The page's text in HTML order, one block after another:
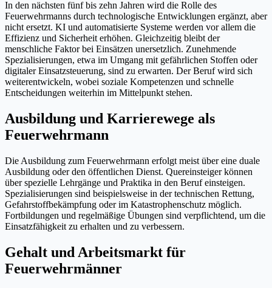
In den nächsten fünf bis zehn Jahren wird die Rolle des
Feuerwehrmanns durch technologische Entwicklungen ergänzt, aber
nicht ersetzt. KI und automatisierte Systeme werden vor allem die
Effizienz und Sicherheit erhöhen. Gleichzeitig bleibt der
menschliche Faktor bei Einsätzen unersetzlich. Zunehmende
Spezialisierungen, etwa im Umgang mit gefährlichen Stoffen oder
digitaler Einsatzsteuerung, sind zu erwarten. Der Beruf wird sich
weiterentwickeln, wobei soziale Kompetenzen und schnelle
Entscheidungen weiterhin im Mittelpunkt stehen.
Ausbildung und Karrierewege als
Feuerwehrmann
Die Ausbildung zum Feuerwehrmann erfolgt meist über eine duale
Ausbildung oder den öffentlichen Dienst. Quereinsteiger können
über spezielle Lehrgänge und Praktika in den Beruf einsteigen.
Spezialisierungen sind beispielsweise in der technischen Rettung,
Gefahrstoffbekämpfung oder im Katastrophenschutz möglich.
Fortbildungen und regelmäßige Übungen sind verpflichtend, um die
Einsatzfähigkeit zu erhalten und zu verbessern.
Gehalt und Arbeitsmarkt für
Feuerwehrmänner